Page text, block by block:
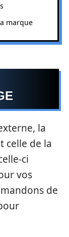
marque
la
celle de la
ci
vos
de